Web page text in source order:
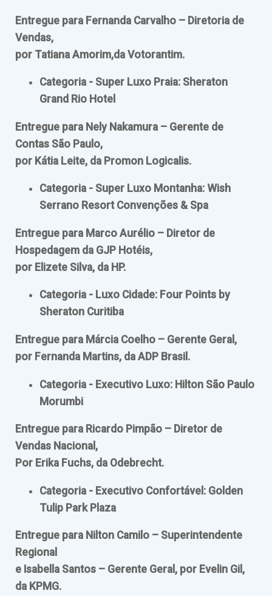
Entregue para Fernanda Carvalho – Diretoria de
Vendas,
por Tatiana Amorim,da Votorantim.
Categoria - Super Luxo Praia: Sheraton
Grand Rio Hotel
Entregue para Nely Nakamura – Gerente de
Contas São Paulo,
por Kátia Leite, da Promon Logicalis.
Categoria - Super Luxo Montanha: Wish
Serrano Resort Convenções & Spa
Entregue para Marco Aurélio – Diretor de
Hospedagem da GJP Hotéis,
por Elizete Silva, da HP.
Categoria - Luxo Cidade: Four Points by
Sheraton Curitiba
Entregue para Márcia Coelho – Gerente Geral,
por Fernanda Martins, da ADP Brasil.
Categoria - Executivo Luxo: Hilton São Paulo
Morumbi
Entregue para Ricardo Pimpão – Diretor de
Vendas Nacional,
Por Erika Fuchs, da Odebrecht.
Categoria - Executivo Confortável: Golden
Tulip Park Plaza
Entregue para Nilton Camilo – Superintendente
Regional
e Isabella Santos – Gerente Geral, por Evelin Gil,
da KPMG.